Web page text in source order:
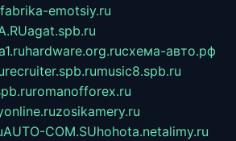
fabrika-emotsiy.ru
agat.spb.ru
hardware.org.ruсхема-авто.рф
recruiter.spb.rumusic8.spb.ru
romanofforex.ru
zosikamery.ru
AUTO-COM.SUhohota.netalimy.ru